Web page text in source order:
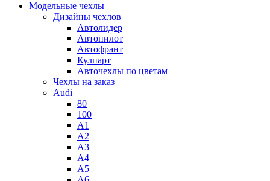
Модельные чехлы
Дизайны чехлов
Автолидер
Автопилот
Автофрант
Кулпарт
Авточехлы по цветам
Чехлы на заказ
Audi
80
100
A1
A2
A3
A4
A5